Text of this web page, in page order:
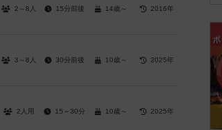
2～8人 15分前後 14歳～ 2016年
3～8人 30分前後 10歳～ 2025年
2人用 15～30分 10歳～ 2025年